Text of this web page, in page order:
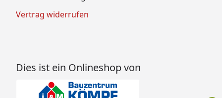
Vertrag widerrufen
Dies ist ein Onlineshop von